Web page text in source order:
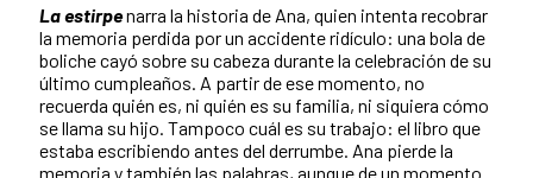
La estirpenarra la historia de Ana, quien intenta recobrar
la memoria perdida por un accidente ridículo: una bola de
boliche cayó sobre su cabeza durante la celebración de su
último cumpleaños. A partir de ese momento, no
recuerda quién es, ni quién es su familia, ni siquiera cómo
se llama su hijo. Tampoco cuál es su trabajo: el libro que
estaba escribiendo antes del derrumbe. Ana pierde la
memoria y también las palabras, aunque de un momento